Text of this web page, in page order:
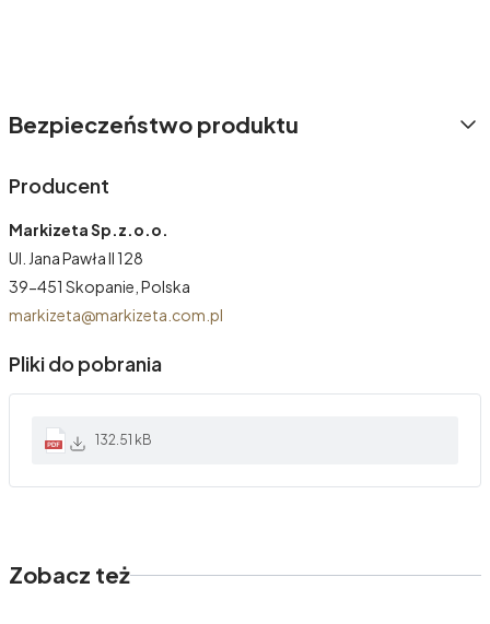
Bezpieczeństwo produktu
Producent
Markizeta Sp.z.o.o.
Ul. Jana Pawła II 128
39-451 Skopanie, Polska
markizeta@markizeta.com.pl
Pliki do pobrania
132.51 kB
Zobacz też